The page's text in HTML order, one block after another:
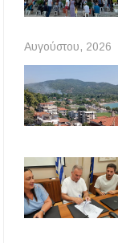
Αυγούστου, 2026